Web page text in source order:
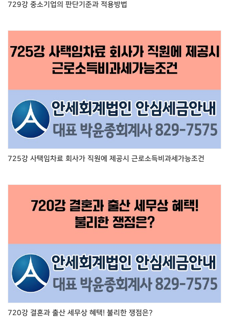
729강 중소기업의 판단기준과 적용방법
725강 사택임차료 회사가 직원에 제공시 근로소득비과세가능조건
720강 결혼과 출산 세무상 혜택! 불리한 쟁점은?